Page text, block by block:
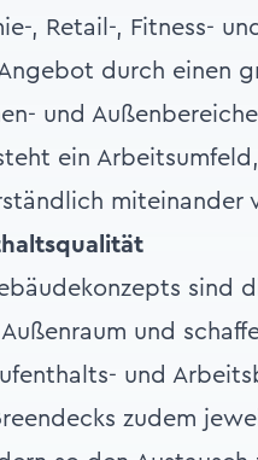
, Retail-, Fitness-
durch einen
und
ein
miteinander
sind
und
und
zudem